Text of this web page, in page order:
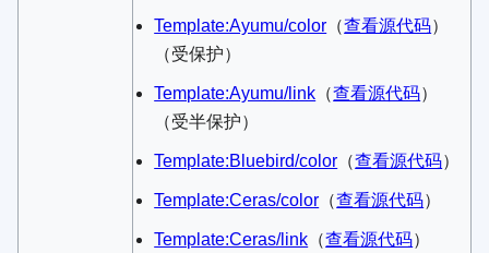
Template:Ayumu/color ​（查看源代码）​
（受保护）
Template:Ayumu/link ​（查看源代码）​
（受半保护）
Template:Bluebird/color ​（查看源代码）​
Template:Ceras/color ​（查看源代码）​
Template:Ceras/link ​（查看源代码）​